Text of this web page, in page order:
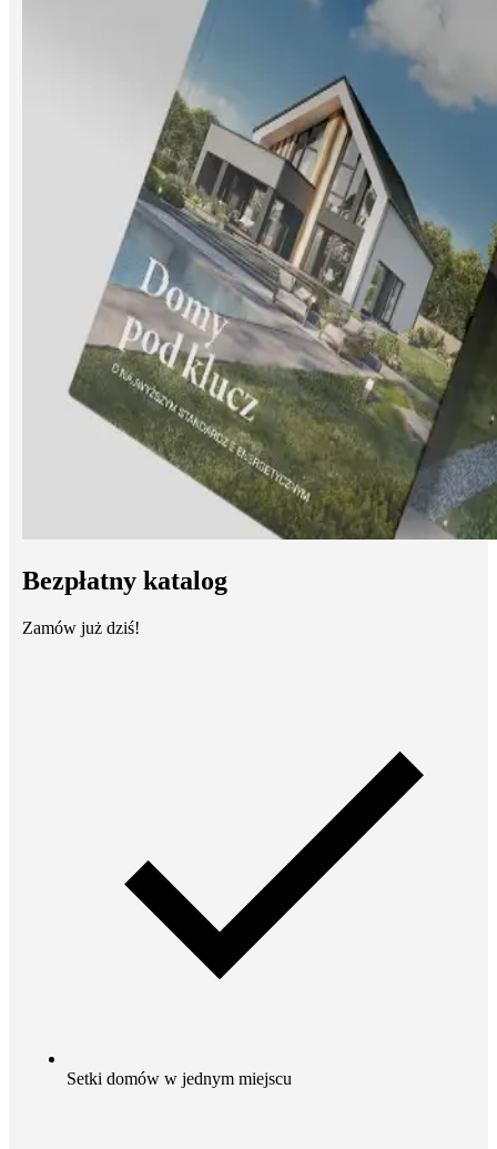
Bezpłatny katalog
Zamów już dziś!
Setki domów w jednym miejscu